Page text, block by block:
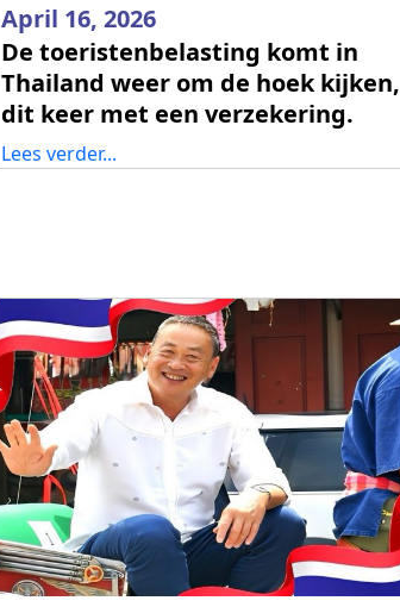
April 16, 2026
De toeristenbelasting komt in
Thailand weer om de hoek kijken,
dit keer met een verzekering.
Lees verder...